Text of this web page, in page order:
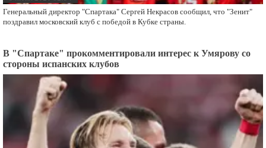
Генеральный директор "Спартака" Сергей Некрасов сообщил, что "Зенит"
поздравил московский клуб с победой в Кубке страны.
В "Спартаке" прокомментировали интерес к Умярову со
стороны испанских клубов